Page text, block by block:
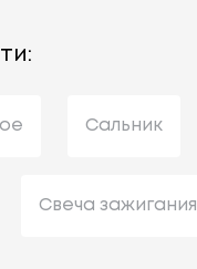
Сальник
Свеча зажигания